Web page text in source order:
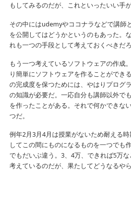
もしてみるのだが、これといったいい手
その中にはudemyやココナラなどで講師
を公開してはどうかというのもあった。
れも一つの手段として考えておくべきだろ
もう一つ考えているソフトウェアの作成
り簡単にソフトウェアを作ることができ
の完成度を保つためには、やはりプログ
の知識が必要だ。一応自分も講師以外で
を作ったことがある。それで何かできな
つだ。
例年2月3月4月は授業がないため耐える
してこの間にものになるものを一つでも
でもだいぶ違う。3、4万、できれば5万
考えているのだが、果たしてどうなるやら